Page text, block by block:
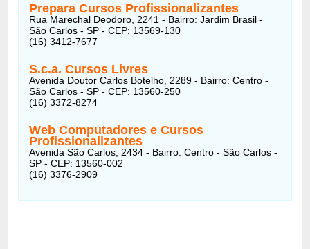
Prepara Cursos Profissionalizantes
Rua Marechal Deodoro, 2241 - Bairro: Jardim Brasil -
São Carlos - SP - CEP: 13569-130
(16) 3412-7677
S.c.a. Cursos Livres
Avenida Doutor Carlos Botelho, 2289 - Bairro: Centro -
São Carlos - SP - CEP: 13560-250
(16) 3372-8274
Web Computadores e Cursos
Profissionalizantes
Avenida São Carlos, 2434 - Bairro: Centro - São Carlos -
SP - CEP: 13560-002
(16) 3376-2909